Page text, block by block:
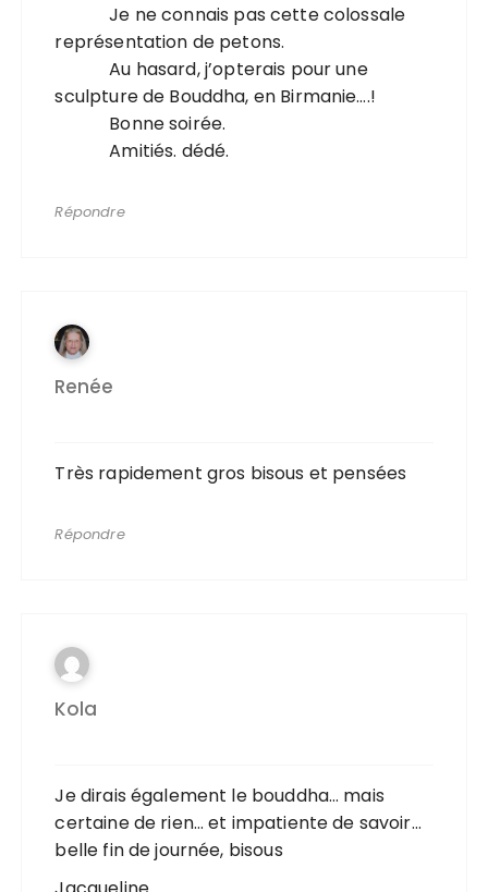
Je ne connais pas cette colossale
représentation de petons.
Au hasard, j’opterais pour une
sculpture de Bouddha, en Birmanie….!
Bonne soirée.
Amitiés. dédé.
Répondre
Renée
Très rapidement gros bisous et pensées
Répondre
Kola
Je dirais également le bouddha… mais
certaine de rien… et impatiente de savoir…
belle fin de journée, bisous